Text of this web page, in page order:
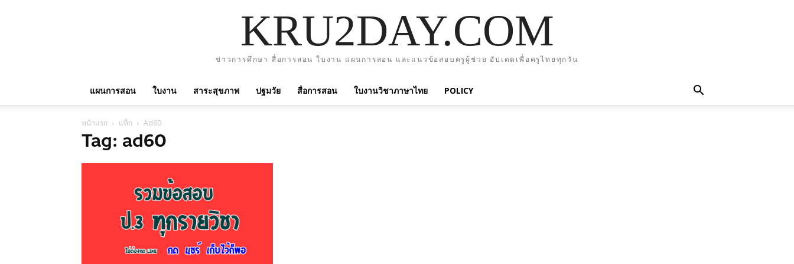
KRU2DAY.COM
ข่าวการศึกษา สื่อการสอน ใบงาน แผนการสอน และแนวข้อสอบครูผู้ช่วย อัปเดตเพื่อครูไทยทุกวัน
แผนการสอน ใบงาน สาระสุขภาพ ปฐมวัย สื่อการสอน ใบงานวิชาภาษาไทย POLICY
หน้าแรก แท็ก Ad60
Tag: ad60